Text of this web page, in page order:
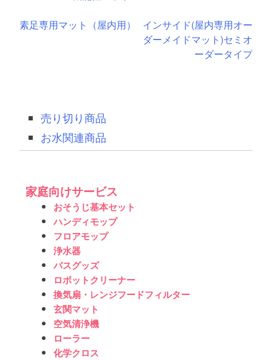
投
ゲ
ー
ョ
ン
素足専用マット（屋内用）
インサイド(屋内専用オー
ダーメイドマット)セミオ
ーダータイプ
売り切り商品
お水関連商品
家庭向けサービス
おそうじ基本セット
ハンディモップ
フロアモップ
浄水器
バスグッズ
ロボットクリーナー
換気扇・レンジフードフィルター
玄関マット
空気清浄機
ローラー
化学クロス